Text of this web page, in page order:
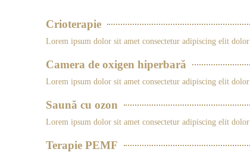
Crioterapie
Lorem ipsum dolor sit amet consectetur adipiscing elit dolor
Camera de oxigen hiperbară
Lorem ipsum dolor sit amet consectetur adipiscing elit dolor
Saună cu ozon
Lorem ipsum dolor sit amet consectetur adipiscing elit dolor
Terapie PEMF